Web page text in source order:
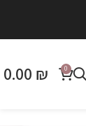
0
0.00 ₪